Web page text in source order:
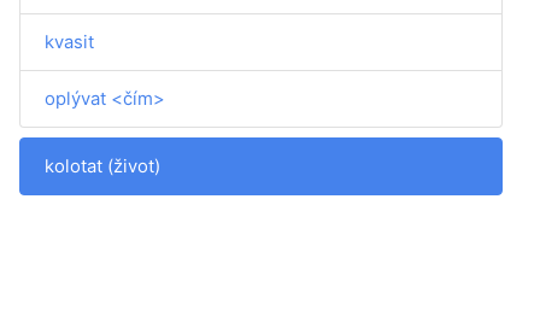
kvasit
oplývat <čím>
kolotat (život)